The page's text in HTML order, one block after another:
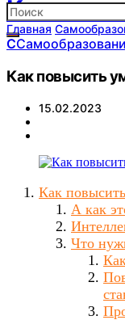
Копилка
Главная
С
Как повысить
15.02.2023
Как
А как
Что